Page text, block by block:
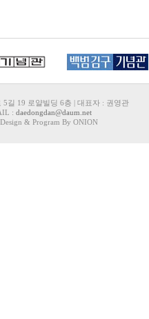
길 19 로얄빌딩 6층 | 대표자 : 권영관
: daedongdan@daum.net
& Program By ONION